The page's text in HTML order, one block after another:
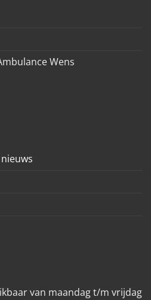
Wens
van maandag t/m vrijdag